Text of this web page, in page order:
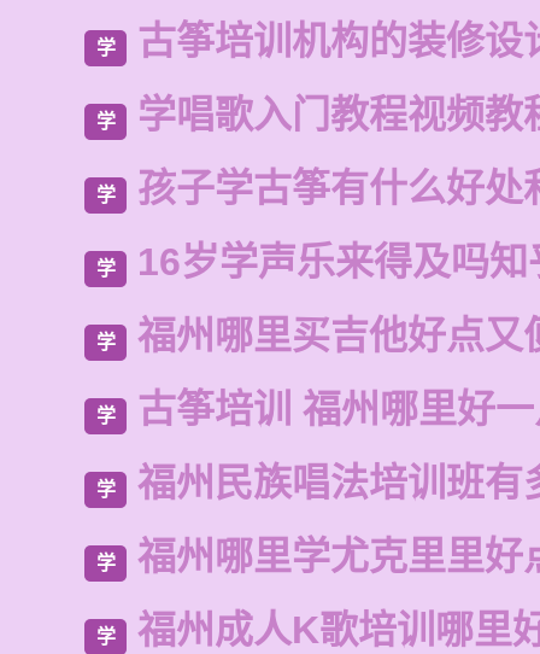
学 古筝培训机构的装修设
学 学唱歌入门教程视频教
学 孩子学古筝有什么好处
学 16岁学声乐来得及吗知
学 福州哪里买吉他好点又
学 古筝培训 福州哪里好
学 福州民族唱法培训班有
学 福州哪里学尤克里里好
学 福州成人K歌培训哪里